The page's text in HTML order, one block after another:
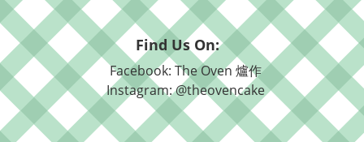
Find Us On:
Facebook: The Oven 爐作
Instagram: @theovencake